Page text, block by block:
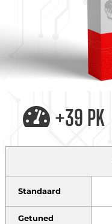
+39 PK
Standaard
Getuned